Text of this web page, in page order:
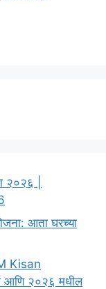
२०२६ |
आता घरच्या
Kisan
आणि २०२६ मधील